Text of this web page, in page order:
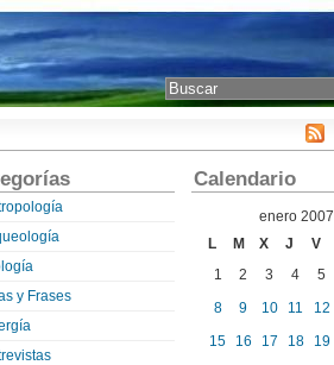
Calendario
enero 2007
L
M X J V
1
2 3 4 5
8
9 10 11 12
15
16 17 18 19
y Frases